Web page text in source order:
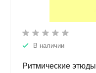
В наличии
Ритмические этюды